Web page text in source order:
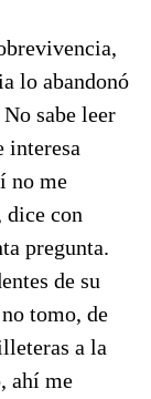
lo abandonó
sabe leer
interesa
no me
dice con
pregunta.
de su
tomo, de
a la
ahí me